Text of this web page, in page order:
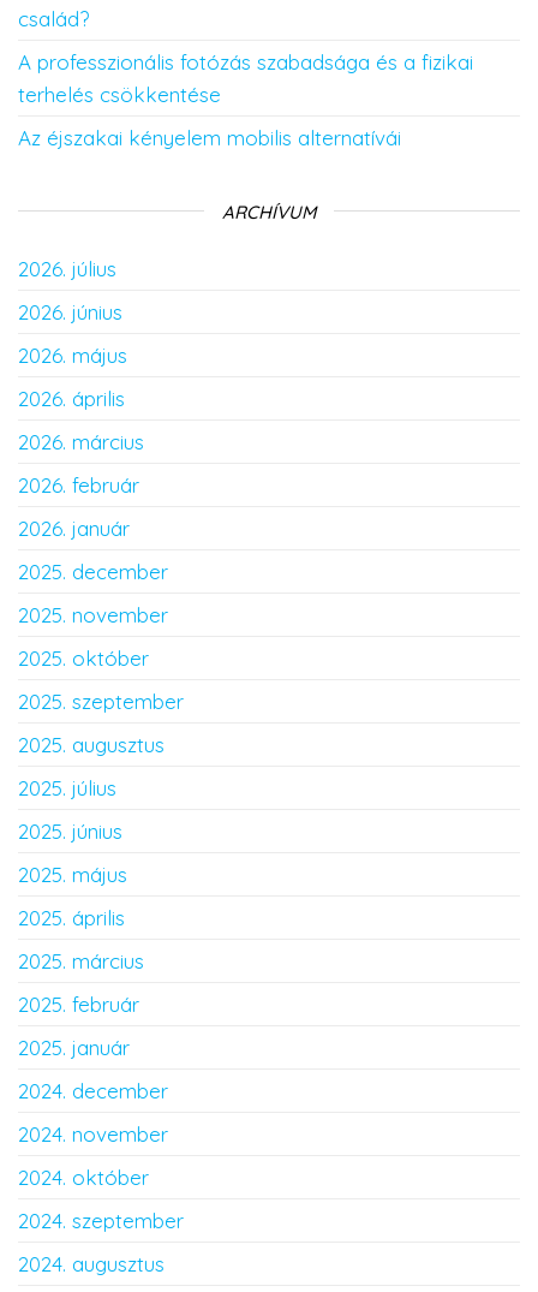
család?
A professzionális fotózás szabadsága és a fizikai
terhelés csökkentése
Az éjszakai kényelem mobilis alternatívái
ARCHÍVUM
2026. július
2026. június
2026. május
2026. április
2026. március
2026. február
2026. január
2025. december
2025. november
2025. október
2025. szeptember
2025. augusztus
2025. július
2025. június
2025. május
2025. április
2025. március
2025. február
2025. január
2024. december
2024. november
2024. október
2024. szeptember
2024. augusztus